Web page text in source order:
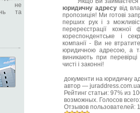
не
та
юридичну адресу від
пропозиція! Ми готові
перших рук і з
перереєстрації
кореспондентське і
компанії - Ви не
юридичною адресою, а
виникають при
чисті і законні!
документи на юридичну
автор —
Рейтинг статьи:97% из
возможных. Голосов
Отзывов пользователей: